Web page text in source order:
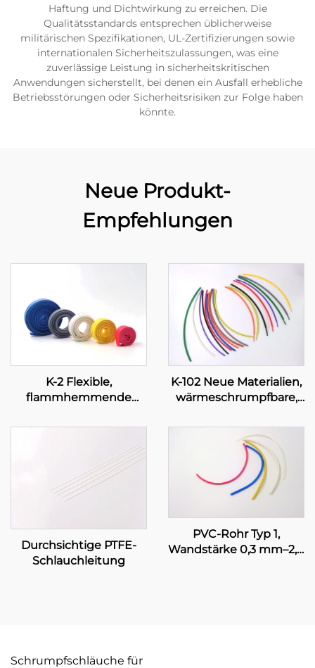
Haftung und Dichtwirkung zu erreichen. Die
Qualitätsstandards entsprechen üblicherweise
militärischen Spezifikationen, UL-Zertifizierungen sowie
internationalen Sicherheitszulassungen, was eine
zuverlässige Leistung in sicherheitskritischen
Anwendungen sicherstellt, bei denen ein Ausfall erhebliche
Betriebsstörungen oder Sicherheitsrisiken zur Folge haben
könnte.
Neue Produkt-
Empfehlungen
K-2 Flexible,
flammhemmende
Schlauchleitung
K-102 Neue Materialien,
wärmeschrumpfbare,
Schlauchleitung zur
Isolations- und
Schutzabdichtung, 1–80
mm
Durchsichtige PTFE-
Schlauchleitung
PVC-Rohr Typ 1,
Wandstärke 0,3 mm–2,0
Schrumpfschläuche für